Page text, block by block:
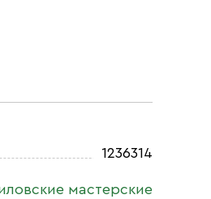
1236314
мастерские